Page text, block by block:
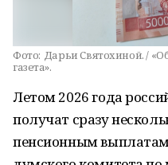
Фото: Дарьи Святохиной. /
газета».
Летом 2026 года
получат сразу
пенсионным